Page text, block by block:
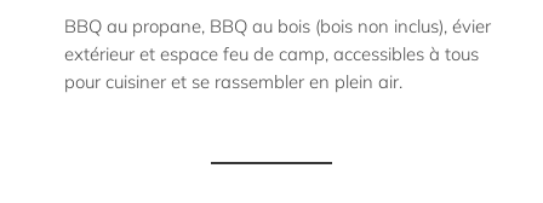
BBQ au propane, BBQ au bois (bois non inclus), évier
extérieur et espace feu de camp, accessibles à tous
pour cuisiner et se rassembler en plein air.